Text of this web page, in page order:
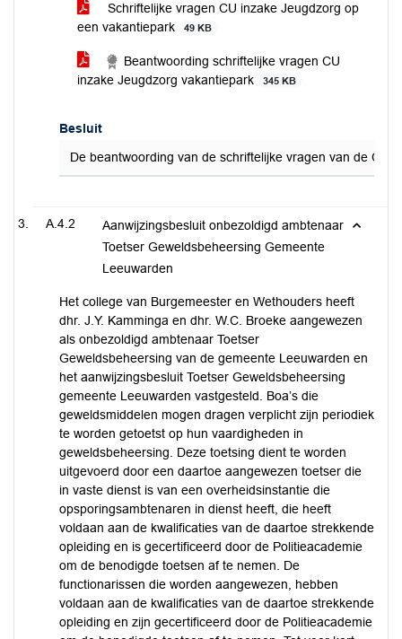
Schriftelijke vragen CU inzake Jeugdzorg op
een vakantiepark
49 KB
Beantwoording schriftelijke vragen CU
inzake Jeugdzorg vakantiepark
345 KB
Besluit
De beantwoording van de schriftelijke vragen van de
A.4.2
Aanwijzingsbesluit onbezoldigd ambtenaar
Toetser Geweldsbeheersing Gemeente
Leeuwarden
Het college van Burgemeester en Wethouders heeft
dhr. J.Y. Kamminga en dhr. W.C. Broeke aangewezen
als onbezoldigd ambtenaar Toetser
Geweldsbeheersing van de gemeente Leeuwarden en
het aanwijzingsbesluit Toetser Geweldsbeheersing
gemeente Leeuwarden vastgesteld. Boa’s die
geweldsmiddelen mogen dragen verplicht zijn periodiek
te worden getoetst op hun vaardigheden in
geweldsbeheersing. Deze toetsing dient te worden
uitgevoerd door een daartoe aangewezen toetser die
in vaste dienst is van een overheidsinstantie die
opsporingsambtenaren in dienst heeft, die heeft
voldaan aan de kwalificaties van de daartoe strekkende
opleiding en is gecertificeerd door de Politieacademie
om de benodigde toetsen af te nemen. De
functionarissen die worden aangewezen, hebben
voldaan aan de kwalificaties van de daartoe strekkende
opleiding en zijn gecertificeerd door de Politieacademie